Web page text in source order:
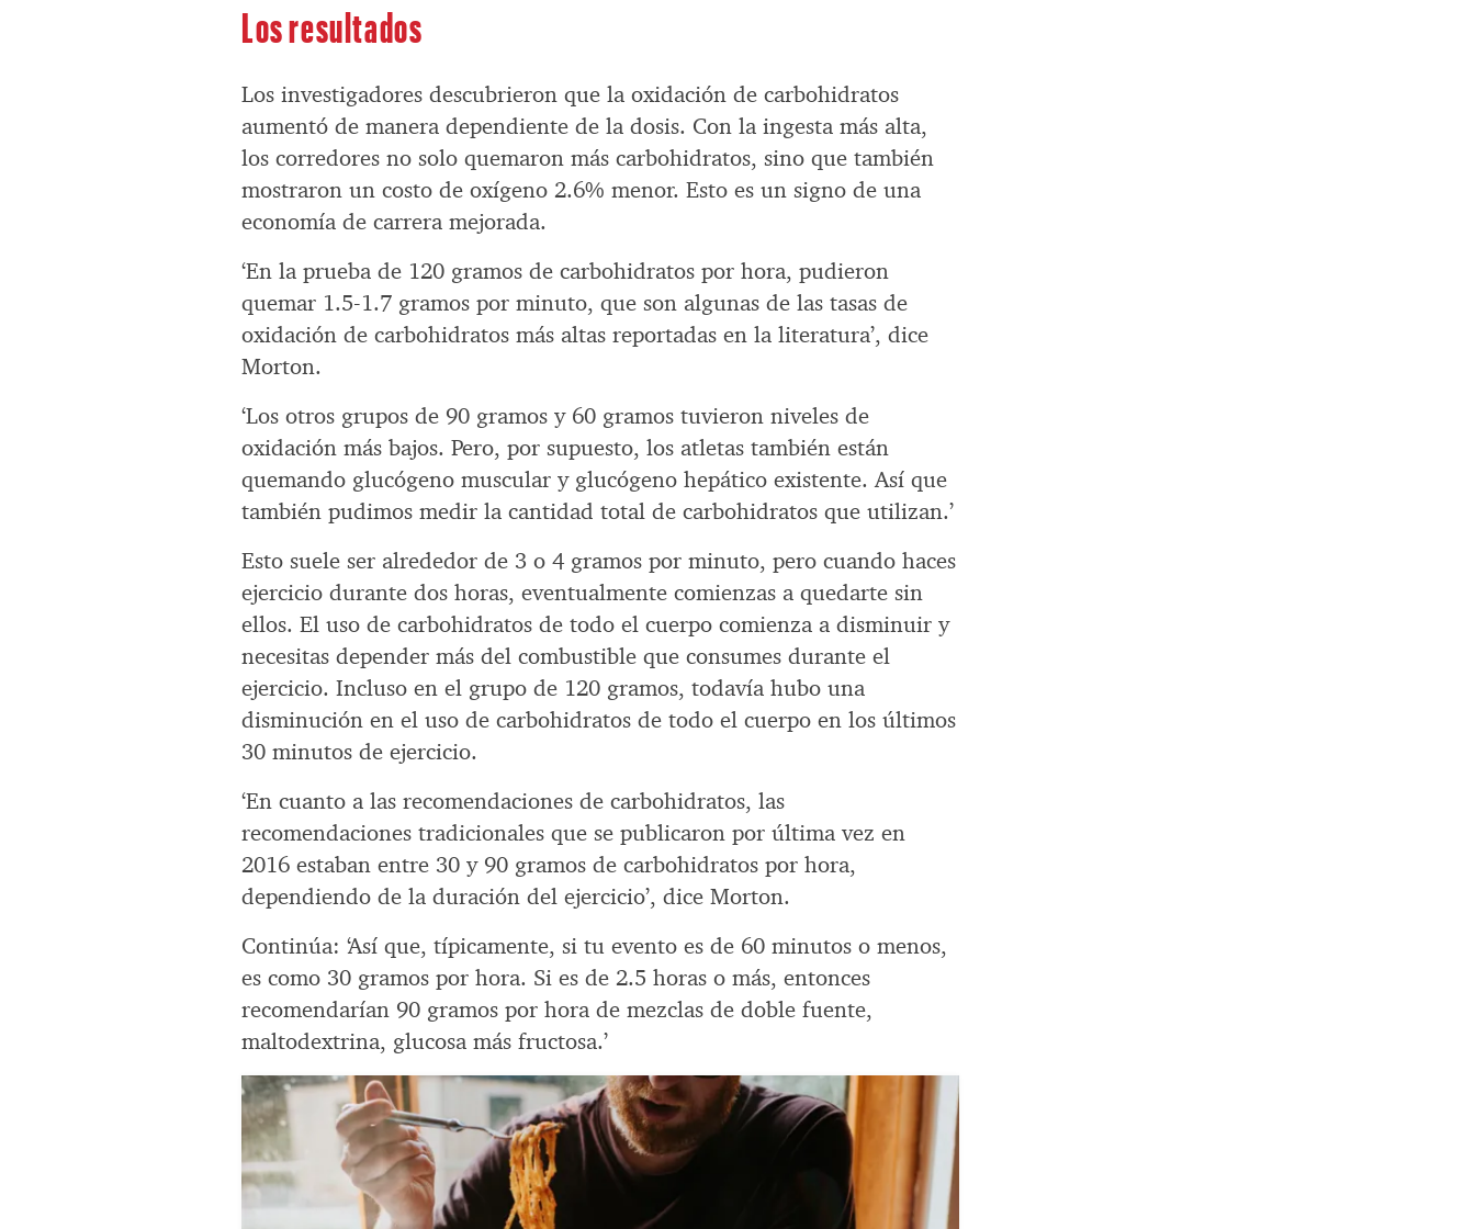
Los resultados
Los investigadores descubrieron que la oxidación de carbohidratos
aumentó de manera dependiente de la dosis. Con la ingesta más alta,
los corredores no solo quemaron más carbohidratos, sino que también
mostraron un costo de oxígeno 2.6% menor. Esto es un signo de una
economía de carrera mejorada.
‘En la prueba de 120 gramos de carbohidratos por hora, pudieron
quemar 1.5-1.7 gramos por minuto, que son algunas de las tasas de
oxidación de carbohidratos más altas reportadas en la literatura’, dice
Morton.
‘Los otros grupos de 90 gramos y 60 gramos tuvieron niveles de
oxidación más bajos. Pero, por supuesto, los atletas también están
quemando glucógeno muscular y glucógeno hepático existente. Así que
también pudimos medir la cantidad total de carbohidratos que utilizan.’
Esto suele ser alrededor de 3 o 4 gramos por minuto, pero cuando haces
ejercicio durante dos horas, eventualmente comienzas a quedarte sin
ellos. El uso de carbohidratos de todo el cuerpo comienza a disminuir y
necesitas depender más del combustible que consumes durante el
ejercicio. Incluso en el grupo de 120 gramos, todavía hubo una
disminución en el uso de carbohidratos de todo el cuerpo en los últimos
30 minutos de ejercicio.
‘En cuanto a las recomendaciones de carbohidratos, las
recomendaciones tradicionales que se publicaron por última vez en
2016 estaban entre 30 y 90 gramos de carbohidratos por hora,
dependiendo de la duración del ejercicio’, dice Morton.
Continúa: ‘Así que, típicamente, si tu evento es de 60 minutos o menos,
es como 30 gramos por hora. Si es de 2.5 horas o más, entonces
recomendarían 90 gramos por hora de mezclas de doble fuente,
maltodextrina, glucosa más fructosa.’